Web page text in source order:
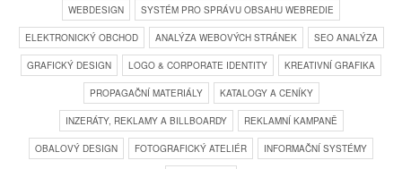
WEBDESIGN SYSTÉM PRO SPRÁVU OBSAHU WEBREDIE
ELEKTRONICKÝ OBCHOD ANALÝZA WEBOVÝCH STRÁNEK SEO ANALÝZA
GRAFICKÝ DESIGN LOGO & CORPORATE IDENTITY KREATIVNÍ GRAFIKA
PROPAGAČNÍ MATERIÁLY KATALOGY A CENÍKY
INZERÁTY, REKLAMY A BILLBOARDY REKLAMNÍ KAMPANĚ
OBALOVÝ DESIGN FOTOGRAFICKÝ ATELIÉR INFORMAČNÍ SYSTÉMY